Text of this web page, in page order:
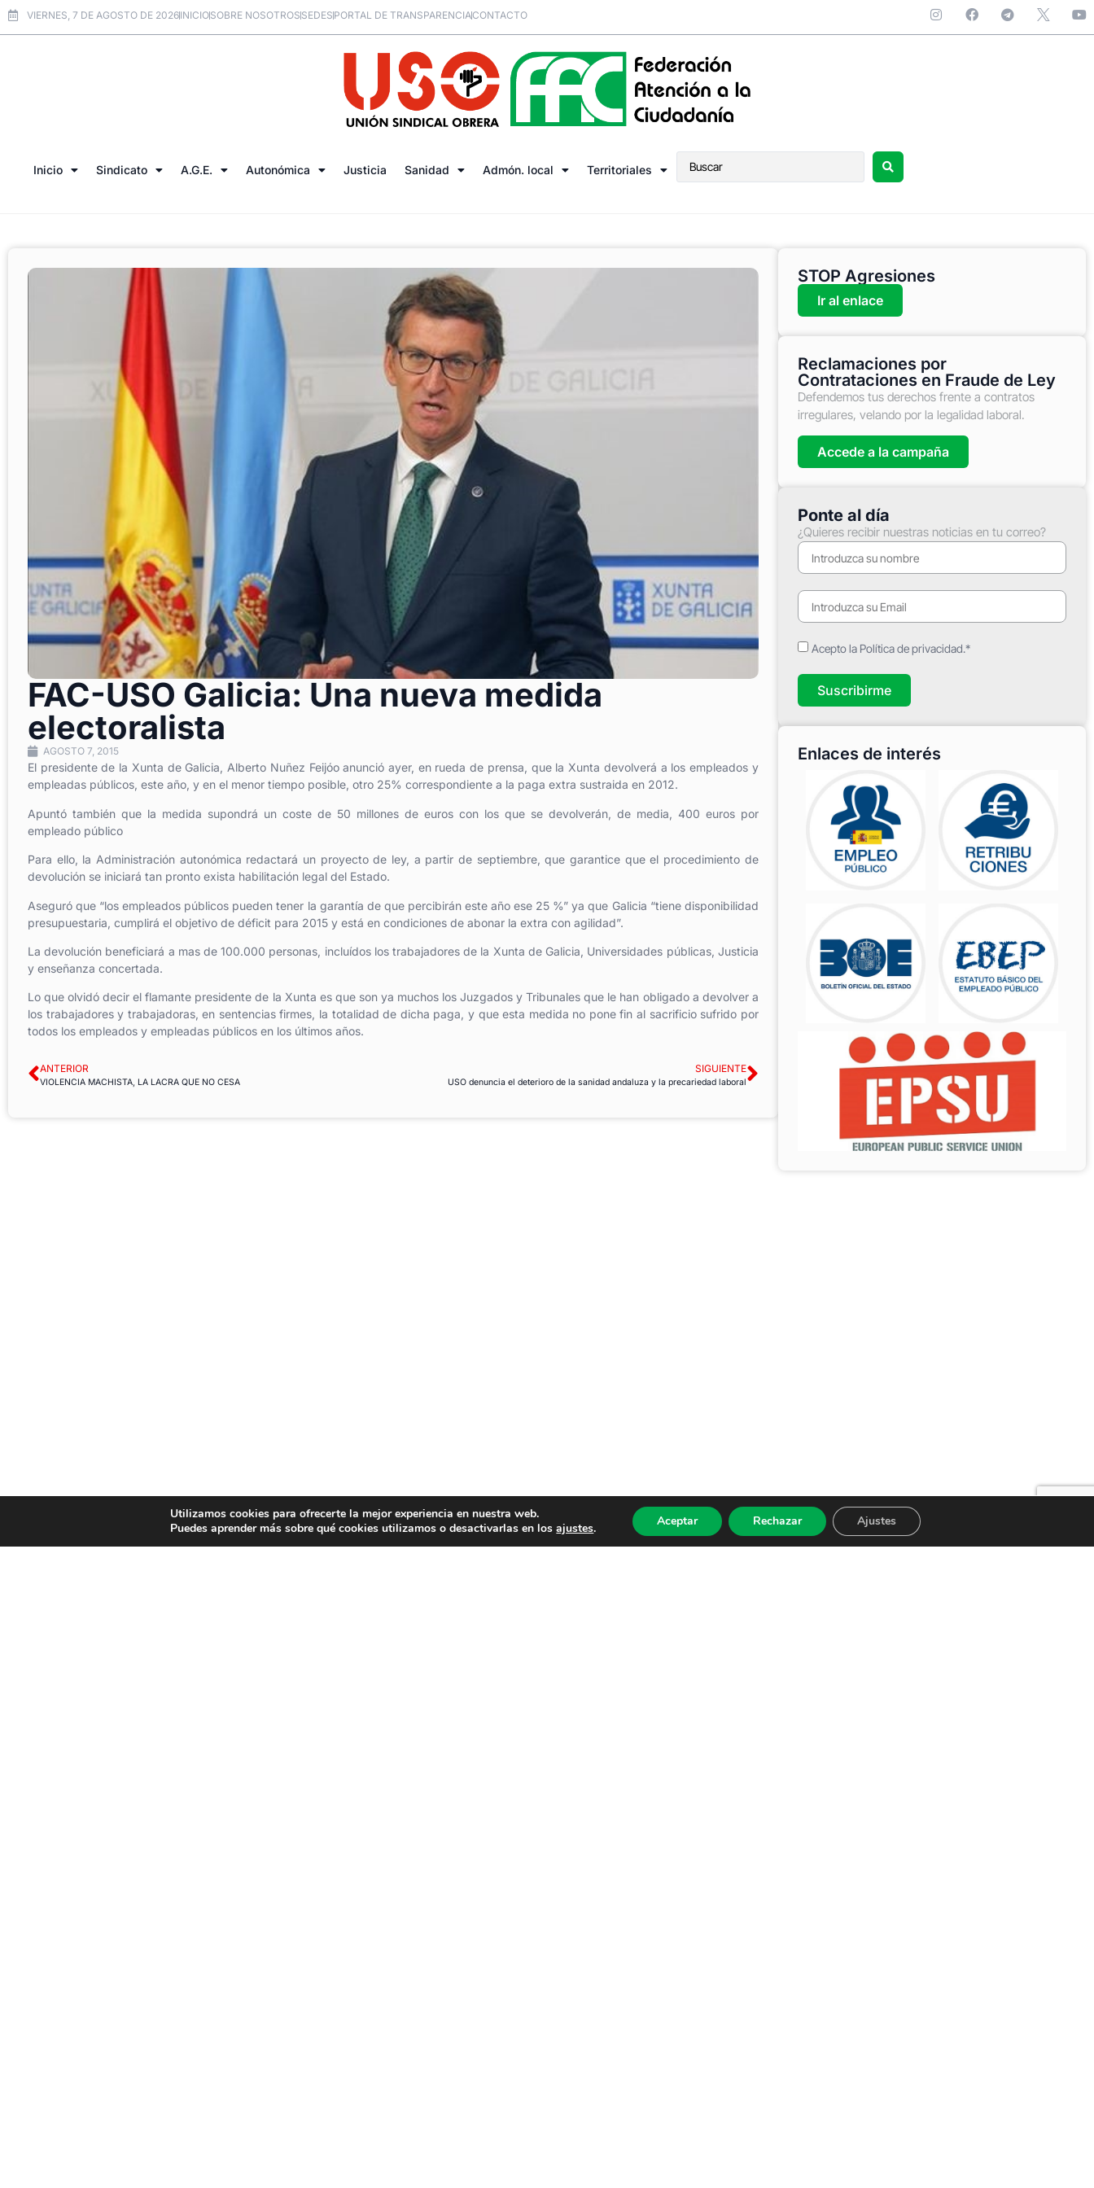
VIERNES, 7 DE AGOSTO DE 2026INICIOSOBRE NOSOTROSSEDESPORTAL DE TRANSPARENCIACONTACTO
Inicio Sindicato A.G.E. Autonómica Justicia Sanidad Admón. local Territoriales
FAC-USO Galicia: Una nueva medida
electoralista
AGOSTO 7, 2015
El presidente de la Xunta de Galicia, Alberto Nuñez Feijóo anunció ayer, en rueda de prensa, que la Xunta devolverá a los empleados y
empleadas públicos, este año, y en el menor tiempo posible, otro 25% correspondiente a la paga extra sustraida en 2012.
Apuntó también que la medida supondrá un coste de 50 millones de euros con los que se devolverán, de media, 400 euros por
empleado público
Para ello, la Administración autonómica redactará un proyecto de ley, a partir de septiembre, que garantice que el procedimiento de
devolución se iniciará tan pronto exista habilitación legal del Estado.
Aseguró que “los empleados públicos pueden tener la garantía de que percibirán este año ese 25 %” ya que Galicia “tiene disponibilidad
presupuestaria, cumplirá el objetivo de déficit para 2015 y está en condiciones de abonar la extra con agilidad”.
La devolución beneficiará a mas de 100.000 personas, incluídos los trabajadores de la Xunta de Galicia, Universidades públicas, Justicia
y enseñanza concertada.
Lo que olvidó decir el flamante presidente de la Xunta es que son ya muchos los Juzgados y Tribunales que le han obligado a devolver a
los trabajadores y trabajadoras, en sentencias firmes, la totalidad de dicha paga, y que esta medida no pone fin al sacrificio sufrido por
todos los empleados y empleadas públicos en los últimos años.
ANTERIOR
VIOLENCIA MACHISTA, LA LACRA QUE NO CESA
SIGUIENTE
USO denuncia el deterioro de la sanidad andaluza y la precariedad laboral
STOP Agresiones
Ir al enlace
Reclamaciones por
Contrataciones en Fraude de Ley
Defendemos tus derechos frente a contratos
irregulares, velando por la legalidad laboral.
Accede a la campaña
Ponte al día
¿Quieres recibir nuestras noticias en tu correo?
Acepto la Política de privacidad.*
Suscribirme
Enlaces de interés
Utilizamos cookies para ofrecerte la mejor experiencia en nuestra web.
Puedes aprender más sobre qué cookies utilizamos o desactivarlas en losajustes. Aceptar Rechazar Ajustes